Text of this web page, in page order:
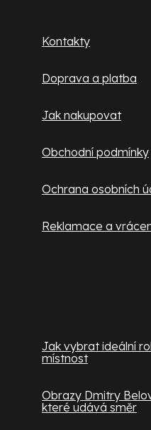
Kontakty
Doprava a platba
Jak nakupovat
Obchodní podmínky
Ochrana osobních
Reklamace a
Jak vybrat ideální
místnost
Obrazy Dmitry
které udává směr